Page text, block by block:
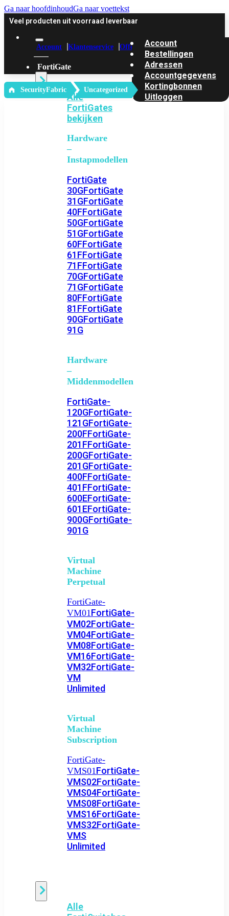
Ga naar hoofdinhoudGa naar voettekst
Veel producten uit voorraad leverbaar
Account Klantenservice Offerte
FortiGate
Alle
FortiGates
bekijken
Hardware
–
Instapmodellen
FortiGate
30GFortiGate
31GFortiGate
40FFortiGate
50GFortiGate
51GFortiGate
60FFortiGate
61FFortiGate
71FFortiGate
70GFortiGate
71GFortiGate
80FFortiGate
81FFortiGate
90GFortiGate
91G
Hardware
–
Middenmodellen
FortiGate-
120GFortiGate-
121GFortiGate-
200FFortiGate-
201FFortiGate-
200GFortiGate-
201GFortiGate-
400FFortiGate-
401FFortiGate-
600EFortiGate-
601EFortiGate-
900GFortiGate-
901G
Virtual
Machine
Perpetual
FortiGate-
VM01FortiGate-
VM02FortiGate-
VM04FortiGate-
VM08FortiGate-
VM16FortiGate-
VM32FortiGate-
VM
Unlimited
Virtual
Machine
Subscription
FortiGate-
VMS01FortiGate-
VMS02FortiGate-
VMS04FortiGate-
VMS08FortiGate-
VMS16FortiGate-
VMS32FortiGate-
VMS
Unlimited
Alle
Account
Bestellingen
Adressen
Accountgegevens
Kortingbonnen
Uitloggen
‎ SecurityFabric Uncategorized